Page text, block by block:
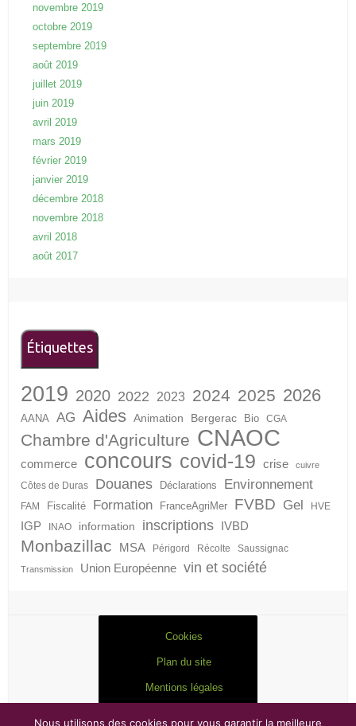
novembre 2019
octobre 2019
septembre 2019
août 2019
juillet 2019
juin 2019
avril 2019
mars 2019
février 2019
janvier 2019
décembre 2018
novembre 2018
avril 2018
août 2017
Étiquettes
2019 2020 2022 2023 2024 2025 2026
AANA AG Aides Animation Bergerac Bio CGA
Chambre d'Agriculture CNAOC
commerce concours covid-19 crise cuivre
Côtes de Duras Douanes Déclarations Environnement
FAM Fiscalité Formation FranceAgriMer FVBD Gel HVE
IGP INAO information inscriptions IVBD
Monbazillac MSA Périgord Récolte Saussignac
Transmission Union Européenne vin et société
Cookies
Plan du site
Mentions légales
Nous utilisons des cookies pour vous garantir la meilleure